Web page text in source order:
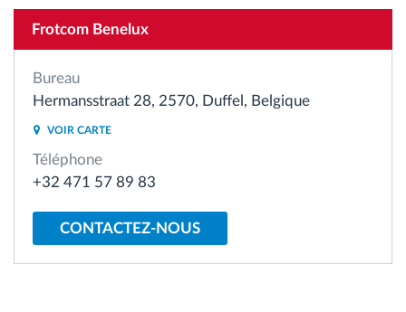
Gestion de carburant
Planification et suivi d'itinéraire
Identification automatique du conducteur
Frotcom Benelux
Bureau
Hermansstraat 28, 2570, Duffel, Belgique
VOIR CARTE
Téléphone
+32 471 57 89 83
CONTACTEZ-NOUS